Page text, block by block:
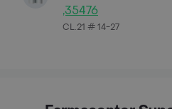
,35476
CL.21 # 14-27